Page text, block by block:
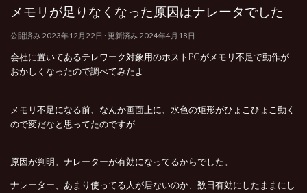
メモリが足りなくなった原因はナレータでした
公開済み 2023年12月22日 · 更新済み 2024年4月18日
会社に置いてあるテレワーク対象用のホストPCがメモリ不足で動作が
おかしくなったので調べてみたよ
メモリ不足になる前、なんか画面上に、水色の矩形がひょこひょこ動く
ので変だなと思ってたのですが
原因が判明。ナレーターが有効になってるからでした。
ナレーター、あまり使ってる人が居ないのか、数日有効にしたままにし